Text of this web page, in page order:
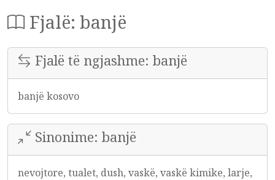
Fjalë: banjë
Fjalë të ngjashme: banjë
banjë kosovo
Sinonime: banjë
nevojtore, tualet, dush, vaskë, vaskë kimike, larje,